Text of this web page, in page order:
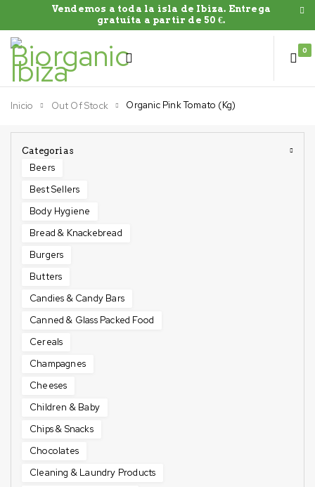
Vendemos a toda la isla de Ibiza. Entrega
gratuíta a partir de 50 €.
0
Inicio Out Of Stock Organic Pink Tomato (Kg)
Categorias
Beers
Best Sellers
Body Hygiene
Bread & Knackebread
Burgers
Butters
Candies & Candy Bars
Canned & Glass Packed Food
Cereals
Champagnes
Cheeses
Children & Baby
Chips & Snacks
Chocolates
Cleaning & Laundry Products